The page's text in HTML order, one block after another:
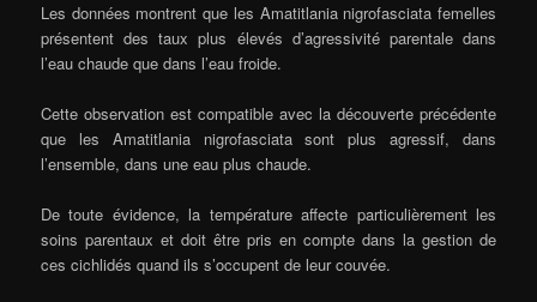
Les données montrent que les Amatitlania nigrofasciata femelles
présentent des taux plus élevés d’agressivité parentale dans
l’eau chaude que dans l’eau froide.
Cette observation est compatible avec la découverte précédente
que les Amatitlania nigrofasciata sont plus agressif, dans
l’ensemble, dans une eau plus chaude.
De toute évidence, la température affecte particulièrement les
soins parentaux et doit être pris en compte dans la gestion de
ces cichlidés quand ils s’occupent de leur couvée.